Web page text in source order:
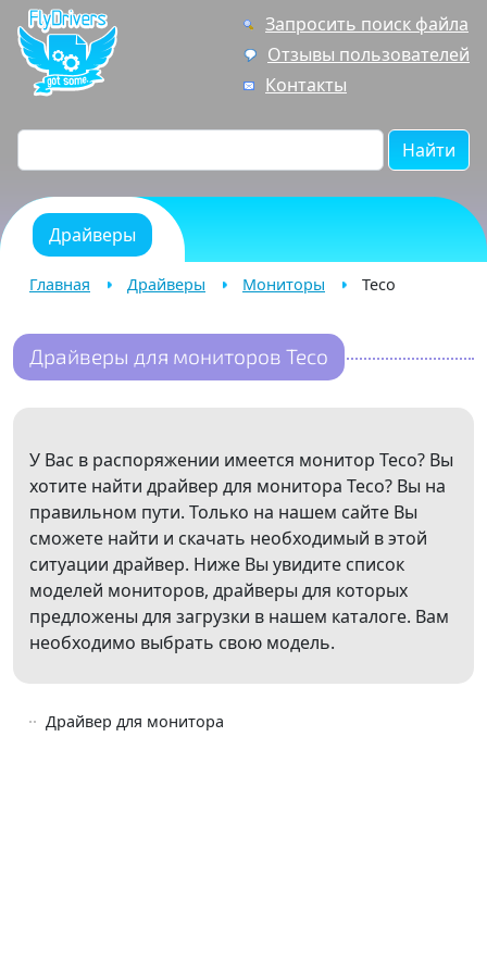
Запросить поиск файла
Отзывы пользователей
Контакты
Найти
Драйверы
Главная Драйверы Мониторы Teco
Драйверы для мониторов Teco
У Вас в распоряжении имеется монитор Teco? Вы
хотите найти драйвер для монитора Teco? Вы на
правильном пути. Только на нашем сайте Вы
сможете найти и скачать необходимый в этой
ситуации драйвер. Ниже Вы увидите список
моделей мониторов, драйверы для которых
предложены для загрузки в нашем каталоге. Вам
необходимо выбрать свою модель.
Драйвер для монитора